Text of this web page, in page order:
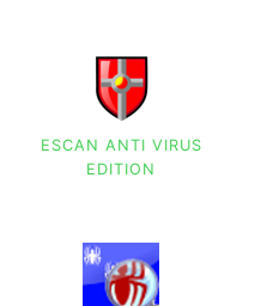
ESCAN ANTI VIRUS
EDITION